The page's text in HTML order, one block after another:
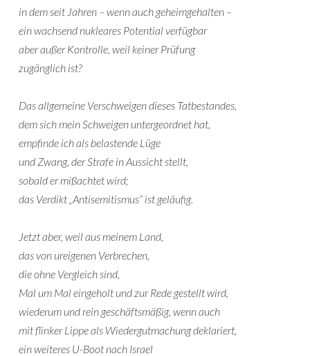
in dem seit Jahren – wenn auch geheimgehalten –
ein wachsend nukleares Potential verfügbar
aber außer Kontrolle, weil keiner Prüfung
zugänglich ist?
Das allgemeine Verschweigen dieses Tatbestandes,
dem sich mein Schweigen untergeordnet hat,
empfinde ich als belastende Lüge
und Zwang, der Strafe in Aussicht stellt,
sobald er mißachtet wird;
das Verdikt „Antisemitismus“ ist geläufig.
Jetzt aber, weil aus meinem Land,
das von ureigenen Verbrechen,
die ohne Vergleich sind,
Mal um Mal eingeholt und zur Rede gestellt wird,
wiederum und rein geschäftsmäßig, wenn auch
mit flinker Lippe als Wiedergutmachung deklariert,
ein weiteres U-Boot nach Israel